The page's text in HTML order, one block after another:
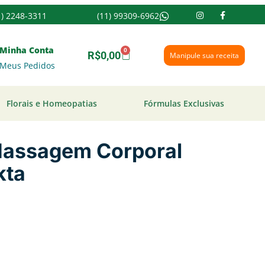
2248-3311 (11) 99309-6962
Minha Conta
Meus Pedidos
R$0,00 0 Manipule sua receita
Florais e Homeopatias Fórmulas Exclusivas
Corporal